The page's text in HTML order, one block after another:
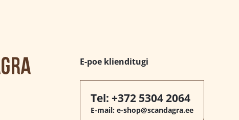
E-poe klienditugi
Tel: +372 5304 2064
E-mail: e-shop@scandagra.ee